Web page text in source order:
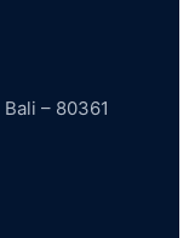
– 80361